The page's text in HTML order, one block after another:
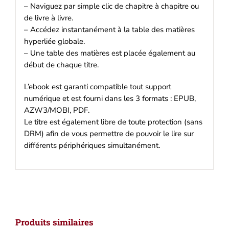
– Naviguez par simple clic de chapitre à chapitre ou
de livre à livre.
– Accédez instantanément à la table des matières
hyperliée globale.
– Une table des matières est placée également au
début de chaque titre.
L’ebook est garanti compatible tout support
numérique et est fourni dans les 3 formats : EPUB,
AZW3/MOBI, PDF.
Le titre est également libre de toute protection (sans
DRM) afin de vous permettre de pouvoir le lire sur
différents périphériques simultanément.
Produits similaires